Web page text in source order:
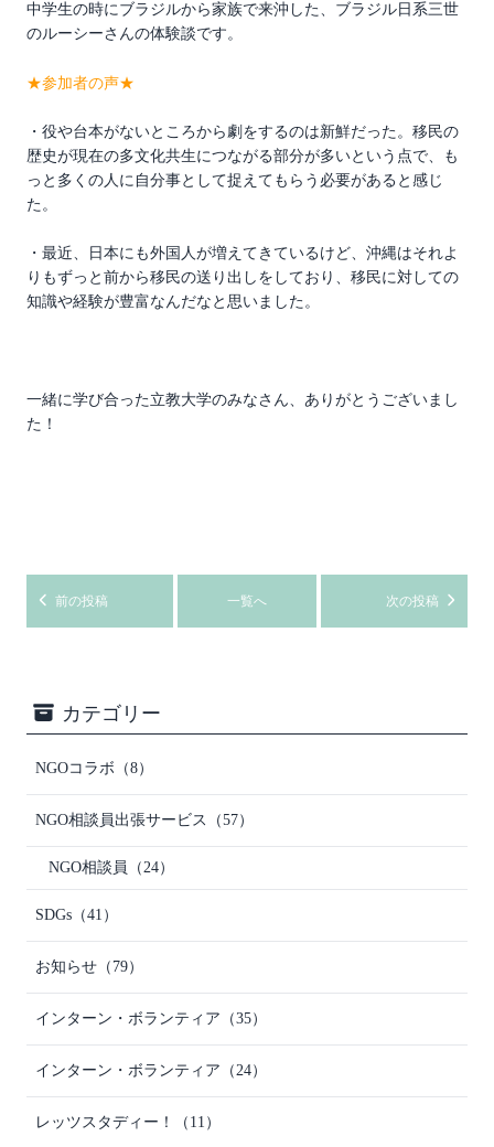
中学生の時にブラジルから家族で来沖した、ブラジル日系三世
のルーシーさんの体験談です。
★参加者の声★
・役や台本がないところから劇をするのは新鮮だった。移民の
歴史が現在の多文化共生につながる部分が多いという点で、も
っと多くの人に自分事として捉えてもらう必要があると感じ
た。
・最近、日本にも外国人が増えてきているけど、沖縄はそれよ
りもずっと前から移民の送り出しをしており、移民に対しての
知識や経験が豊富なんだなと思いました。
一緒に学び合った立教大学のみなさん、ありがとうございまし
た！
前の投稿 一覧へ 次の投稿
カテゴリー
NGOコラボ （8）
NGO相談員出張サービス （57）
NGO相談員 （24）
SDGs （41）
お知らせ （79）
インターン・ボランティア （35）
インターン・ボランティア （24）
レッツスタディー！ （11）